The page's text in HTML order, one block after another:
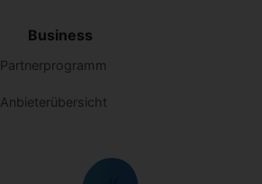
Business
Partnerprogramm
Anbieterübersicht